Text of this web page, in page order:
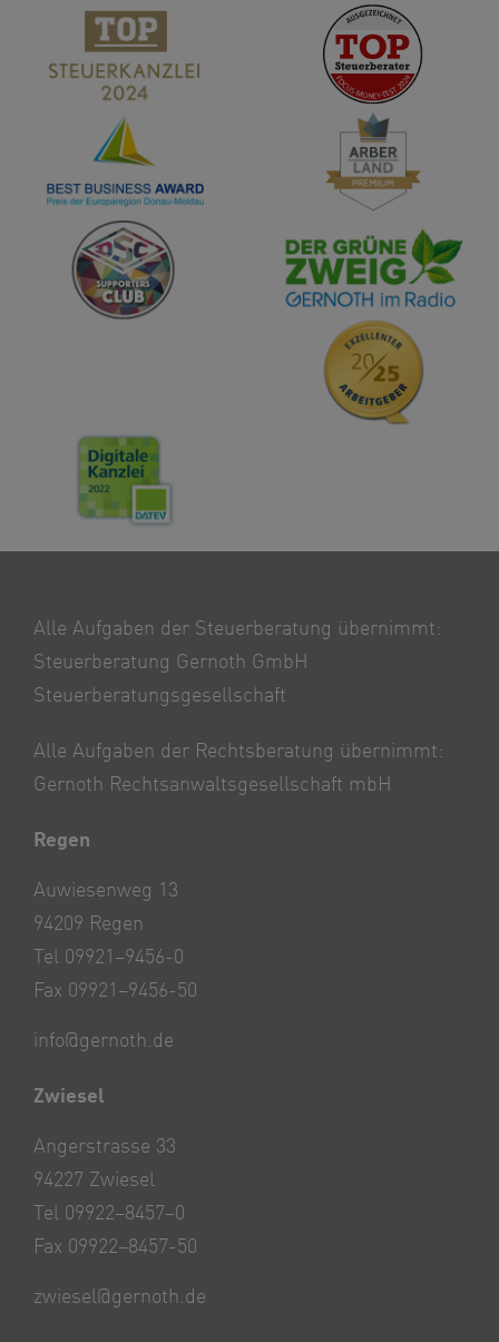
Alle Aufgaben der Steuerberatung übernimmt:
Steuerberatung Gernoth GmbH
Steuerberatungsgesellschaft
Alle Aufgaben der Rechtsberatung übernimmt:
Gernoth Rechtsanwaltsgesellschaft mbH
Regen
Auwiesenweg 13
94209 Regen
Tel 09921–9456-0
Fax 09921–9456-50
info@gernoth.de
Zwiesel
Angerstrasse 33
94227 Zwiesel
Tel 09922–8457–0
Fax 09922–8457-50
zwiesel@gernoth.de